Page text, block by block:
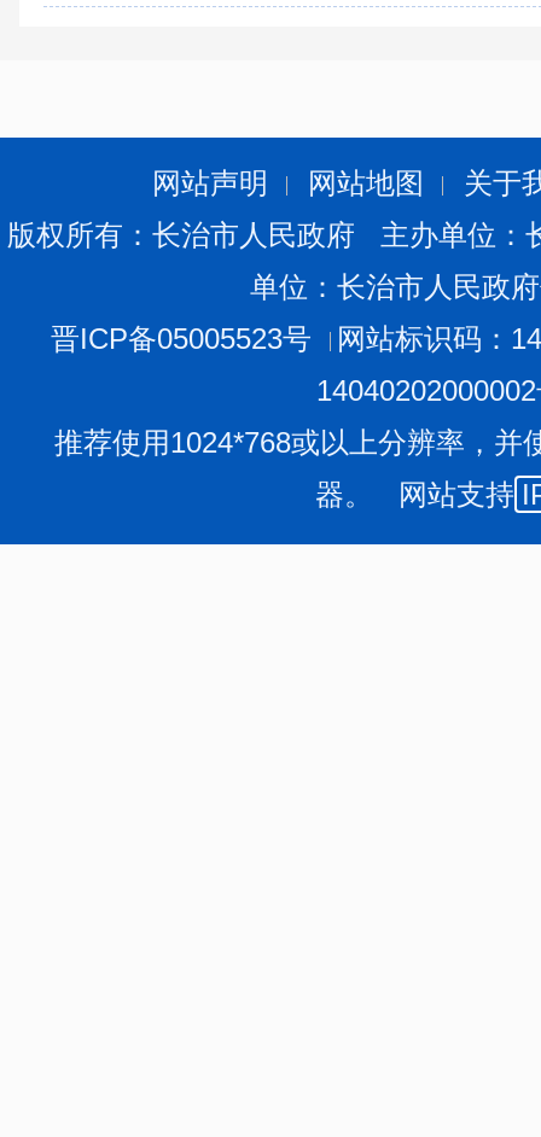
网站声明 网站地图
关于
版权所有：长治市人民政府 主办单位
单位：长治市人民政
晋ICP备05005523号
网站标识码：
推荐使用1024*768或以上分辨率，并
器。 网站支持